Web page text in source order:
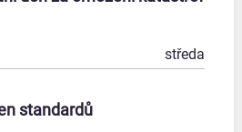
středa
standardů